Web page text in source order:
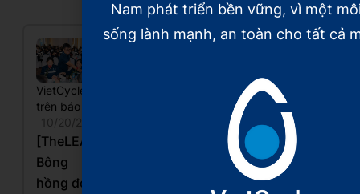
VietCycle
trên báo chí
10/20/2025
[TheLEADER]
Bông
hồng đỏ
[VnEconomy]
VietCycle
trên báo chí
10/20/2025
[Báo Nhân
dân]
Những
Nam phát triển bền vững, vì một
sống lành mạnh, an toàn cho tất cả